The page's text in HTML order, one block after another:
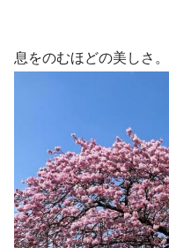
息をのむほどの美しさ。